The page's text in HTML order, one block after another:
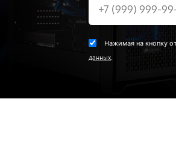
Нажимая на кнопку
данных.